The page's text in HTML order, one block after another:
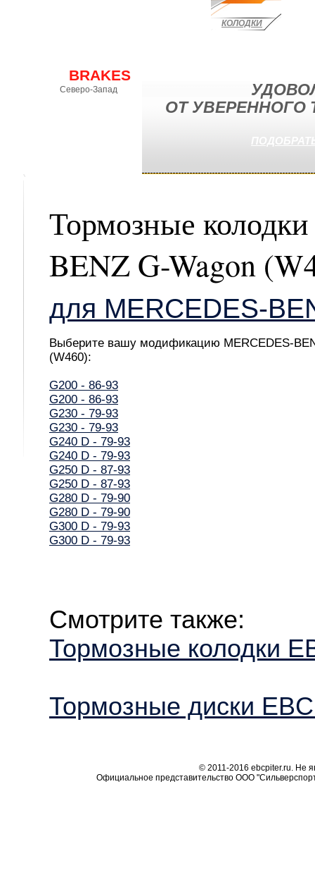
BRAKES
Северо-Запад
КОЛОДКИ
ОТ
Тормозные
BENZ G-Wagon
для MERCEDES-
Выберите вашу модификацию MERCEDES-
(W460):
G200 - 86-93
G200 - 86-93
G230 - 79-93
G230 - 79-93
G240 D - 79-93
G240 D - 79-93
G250 D - 87-93
G250 D - 87-93
G280 D - 79-90
G280 D - 79-90
G300 D - 79-93
G300 D - 79-93
Смотрите также:
Тормозные колодки
Тормозные диски
© 2011-2016 ebcpiter.ru. Не
Официальное представительство ООО